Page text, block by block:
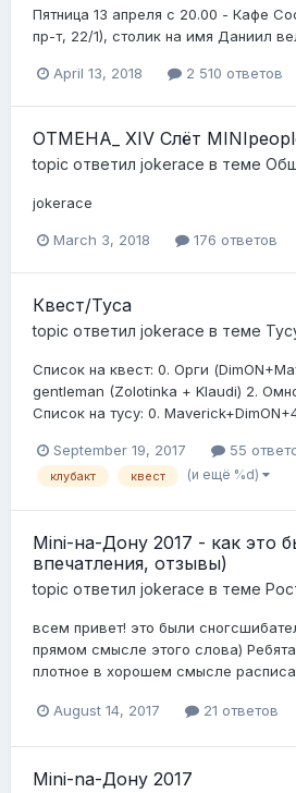
Пятница 13 апреля с 20.00 - Кафе
пр-т, 22/1), столик на имя Даниил
April 13, 2018 2 510 ответов
ОТМЕНА_ XIV Слёт
topic ответил jokerace в теме
jokerace
March 3, 2018 176 ответов
Квест/Туса
topic ответил jokerace в теме
Список на квест: 0. Орги
gentleman (Zolotinka + Klaudi) 2.
Список на тусу: 0.
September 19, 2017 55
клубакт квест (и ещё %d)
Mini-на-Дону 2017 - как это
впечатления, отзывы)
topic ответил jokerace в теме
всем привет! это были
прямом смысле этого слова)
плотное в хорошем смысле
August 14, 2017 21 ответов
Mini-na-Дону 2017